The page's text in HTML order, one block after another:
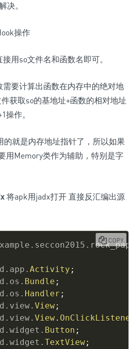
决。
操作
用so文件名和函数名即可。
需要计算出函数在内存中的绝对地
获取so的基地址+函数的相对地址
操作。
的就是内存地址指针了，所以如果
用Memory类作为辅助，特别是字
将apk用jadx打开 直接反汇编出源
. seccon2015 .
. app . Activity ;
. os . Bundle ;
. os . Handler ;
. view. View;
. view. View. OnClickListener
. widget . Button ;
. widget . TextView;
COPY